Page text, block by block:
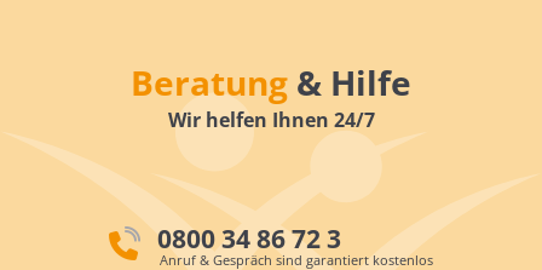
Beratung & Hilfe
Wir helfen Ihnen 24/7
0800 34 86 72 3
Anruf & Gespräch sind garantiert kostenlos